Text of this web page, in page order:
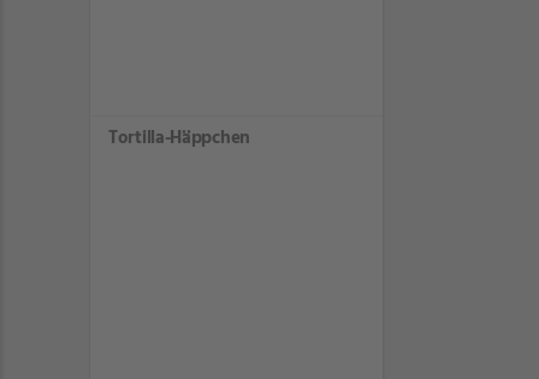
Tortilla-Häppchen